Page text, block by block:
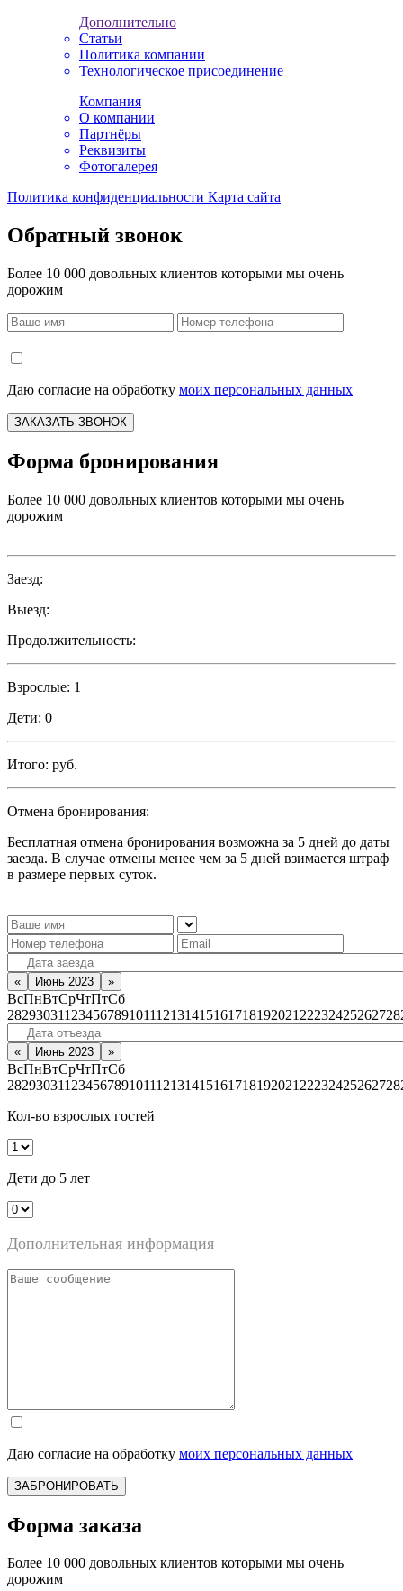
Дополнительно
Статьи
Политика компании
Технологическое присоединение
Компания
О компании
Партнёры
Реквизиты
Фотогалерея
Политика конфиденциальности Карта сайта
Обратный звонок
Более 10 000 довольных клиентов которыми мы очень
дорожим
Даю согласие на обработку моих персональных данных
ЗАКАЗАТЬ ЗВОНОК
Форма бронирования
Более 10 000 довольных клиентов которыми мы очень
дорожим
Заезд:
Выезд:
Продолжительность:
Взрослые: 1
Дети: 0
Итого: руб.
Отмена бронирования:
Бесплатная отмена бронирования возможна за 5 дней до даты
заезда. В случае отмены менее чем за 5 дней взимается штраф
в размере первых суток.
« Июнь 2023 »
ВсПнВтСрЧтПтСб
282930311 23456789101112131415161718192021 22232425262728
« Июнь 2023 »
ВсПнВтСрЧтПтСб
282930311 23456789101112131415161718192021 22232425262728
Кол-во взрослых гостей
Дети до 5 лет
Дополнительная информация
Даю согласие на обработку моих персональных данных
ЗАБРОНИРОВАТЬ
Форма заказа
Более 10 000 довольных клиентов которыми мы очень
дорожим